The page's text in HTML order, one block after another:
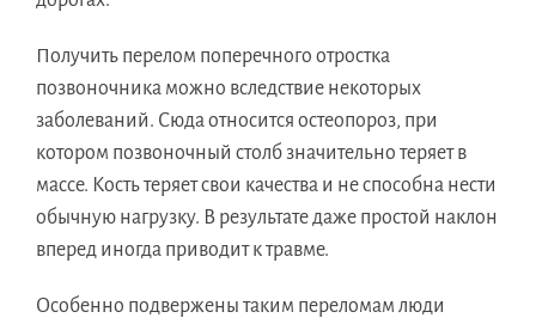
Получить перелом поперечного отростка
позвоночника можно вследствие некоторых
заболеваний. Сюда относится остеопороз, при
котором позвоночный столб значительно теряет в
массе. Кость теряет свои качества и не способна нести
обычную нагрузку. В результате даже простой наклон
вперед иногда приводит к травме.
Особенно подвержены таким переломам люди